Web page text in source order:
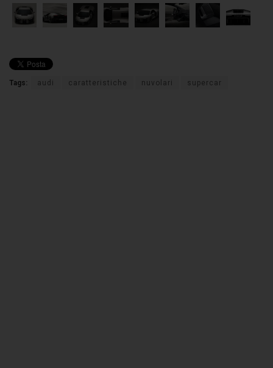
Tags: audi caratteristiche nuvolari supercar